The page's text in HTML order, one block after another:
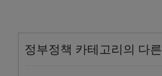
정부정책 카테고리의 다